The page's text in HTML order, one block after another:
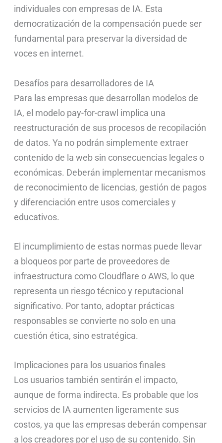
individuales con empresas de IA. Esta
democratización de la compensación puede ser
fundamental para preservar la diversidad de
voces en internet.
Desafíos para desarrolladores de IA
Para las empresas que desarrollan modelos de
IA, el modelo pay-for-crawl implica una
reestructuración de sus procesos de recopilación
de datos. Ya no podrán simplemente extraer
contenido de la web sin consecuencias legales o
económicas. Deberán implementar mecanismos
de reconocimiento de licencias, gestión de pagos
y diferenciación entre usos comerciales y
educativos.
El incumplimiento de estas normas puede llevar
a bloqueos por parte de proveedores de
infraestructura como Cloudflare o AWS, lo que
representa un riesgo técnico y reputacional
significativo. Por tanto, adoptar prácticas
responsables se convierte no solo en una
cuestión ética, sino estratégica.
Implicaciones para los usuarios finales
Los usuarios también sentirán el impacto,
aunque de forma indirecta. Es probable que los
servicios de IA aumenten ligeramente sus
costos, ya que las empresas deberán compensar
a los creadores por el uso de su contenido. Sin